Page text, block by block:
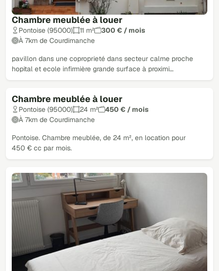
Chambre meublée à louer
Pontoise (95000) 11 m²
300 € / mois
À 7km de Courdimanche
pavillon dans une coproprieté dans secteur calme proche
hopital et ecole infirmière grande surface à proximi…
Chambre meublée à louer
Pontoise (95000) 24 m²
450 € / mois
À 7km de Courdimanche
Pontoise. Chambre meublée, de 24 m², en location pour
450 € cc par mois.